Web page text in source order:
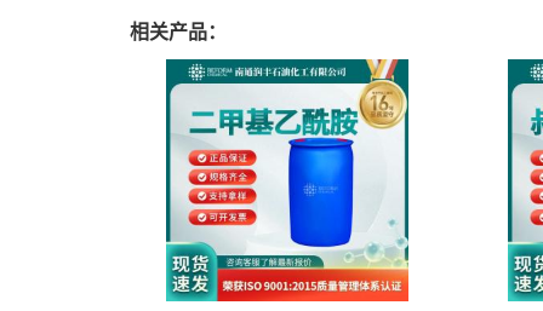
相关产品：